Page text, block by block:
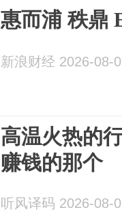
惠而浦 秩鼎
新浪财经 2026-08-
高温火热的
赚钱的那个
听风译码 2026-08-